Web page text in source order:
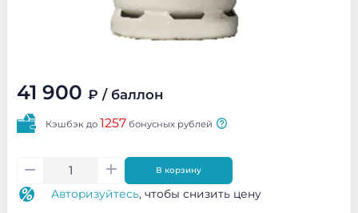
41 900 ₽ / баллон
Кэшбэк до 1257 бонусных рублей
В корзину
Авторизуйтесь, чтобы снизить цену